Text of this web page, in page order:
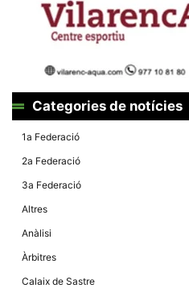
Categories de notícies
1a Federació
2a Federació
3a Federació
Altres
Anàlisi
Àrbitres
Calaix de Sastre